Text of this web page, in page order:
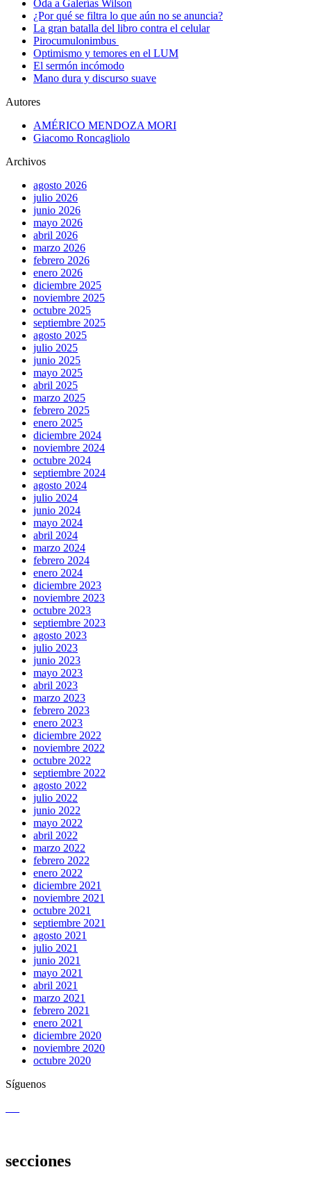
Oda a Galerías Wilson
¿Por qué se filtra lo que aún no se anuncia?
La gran batalla del libro contra el celular
Pirocumulonimbus
Optimismo y temores en el LUM
El sermón incómodo
Mano dura y discurso suave
Autores
AMÉRICO MENDOZA MORI
Giacomo Roncagliolo
Archivos
agosto 2026
julio 2026
junio 2026
mayo 2026
abril 2026
marzo 2026
febrero 2026
enero 2026
diciembre 2025
noviembre 2025
octubre 2025
septiembre 2025
agosto 2025
julio 2025
junio 2025
mayo 2025
abril 2025
marzo 2025
febrero 2025
enero 2025
diciembre 2024
noviembre 2024
octubre 2024
septiembre 2024
agosto 2024
julio 2024
junio 2024
mayo 2024
abril 2024
marzo 2024
febrero 2024
enero 2024
diciembre 2023
noviembre 2023
octubre 2023
septiembre 2023
agosto 2023
julio 2023
junio 2023
mayo 2023
abril 2023
marzo 2023
febrero 2023
enero 2023
diciembre 2022
noviembre 2022
octubre 2022
septiembre 2022
agosto 2022
julio 2022
junio 2022
mayo 2022
abril 2022
marzo 2022
febrero 2022
enero 2022
diciembre 2021
noviembre 2021
octubre 2021
septiembre 2021
agosto 2021
julio 2021
junio 2021
mayo 2021
abril 2021
marzo 2021
febrero 2021
enero 2021
diciembre 2020
noviembre 2020
octubre 2020
Síguenos
secciones